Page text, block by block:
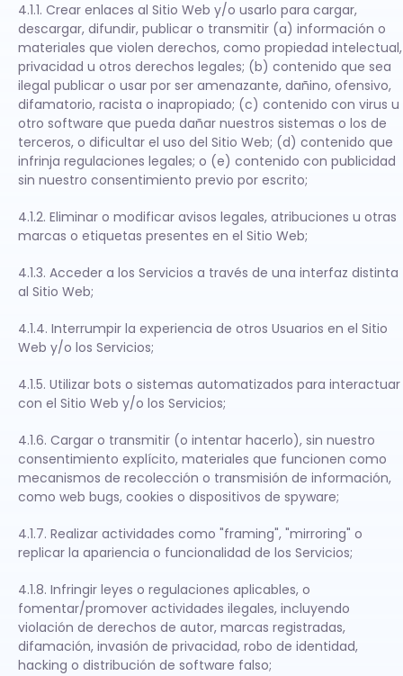
4.1.1. Crear enlaces al Sitio Web y/o usarlo para cargar,
descargar, difundir, publicar o transmitir (a) información o
materiales que violen derechos, como propiedad intelectual,
privacidad u otros derechos legales; (b) contenido que sea
ilegal publicar o usar por ser amenazante, dañino, ofensivo,
difamatorio, racista o inapropiado; (c) contenido con virus u
otro software que pueda dañar nuestros sistemas o los de
terceros, o dificultar el uso del Sitio Web; (d) contenido que
infrinja regulaciones legales; o (e) contenido con publicidad
sin nuestro consentimiento previo por escrito;
4.1.2. Eliminar o modificar avisos legales, atribuciones u otras
marcas o etiquetas presentes en el Sitio Web;
4.1.3. Acceder a los Servicios a través de una interfaz distinta
al Sitio Web;
4.1.4. Interrumpir la experiencia de otros Usuarios en el Sitio
Web y/o los Servicios;
4.1.5. Utilizar bots o sistemas automatizados para interactuar
con el Sitio Web y/o los Servicios;
4.1.6. Cargar o transmitir (o intentar hacerlo), sin nuestro
consentimiento explícito, materiales que funcionen como
mecanismos de recolección o transmisión de información,
como web bugs, cookies o dispositivos de spyware;
4.1.7. Realizar actividades como "framing", "mirroring" o
replicar la apariencia o funcionalidad de los Servicios;
4.1.8. Infringir leyes o regulaciones aplicables, o
fomentar/promover actividades ilegales, incluyendo
violación de derechos de autor, marcas registradas,
difamación, invasión de privacidad, robo de identidad,
hacking o distribución de software falso;